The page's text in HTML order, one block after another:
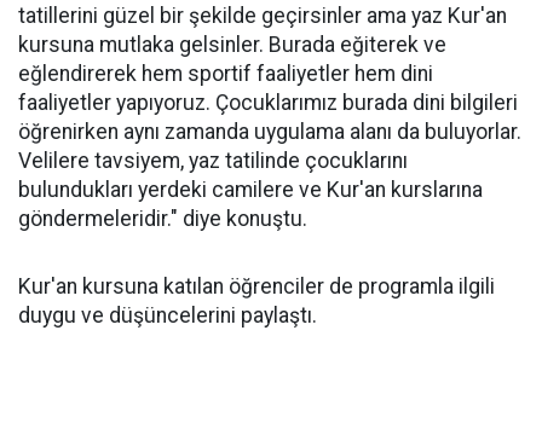
tatillerini güzel bir şekilde geçirsinler ama yaz Kur'an
kursuna mutlaka gelsinler. Burada eğiterek ve
eğlendirerek hem sportif faaliyetler hem dini
faaliyetler yapıyoruz. Çocuklarımız burada dini bilgileri
öğrenirken aynı zamanda uygulama alanı da buluyorlar.
Velilere tavsiyem, yaz tatilinde çocuklarını
bulundukları yerdeki camilere ve Kur'an kurslarına
göndermeleridir." diye konuştu.
Kur'an kursuna katılan öğrenciler de programla ilgili
duygu ve düşüncelerini paylaştı.